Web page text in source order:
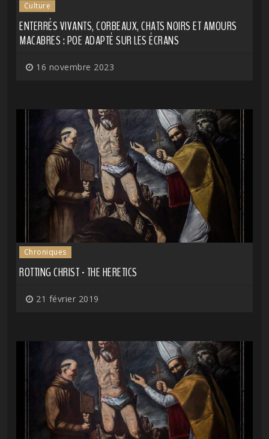
Culture
ENTERRÉS VIVANTS, CORBEAUX, CHATS NOIRS ET AMOURS
MACABRES : POE ADAPTÉ SUR LES ÉCRANS
16 novembre 2023
Chroniques
ROTTING CHRIST - THE HERETICS
21 février 2019